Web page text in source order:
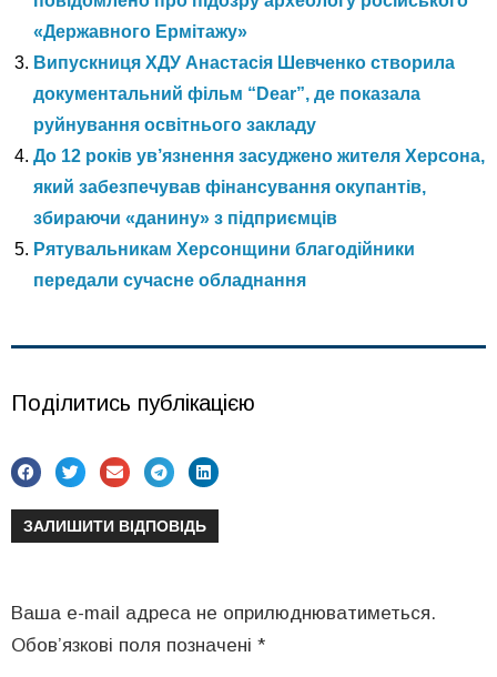
«Державного Ермітажу»
Випускниця ХДУ Анастасія Шевченко створила
документальний фільм “Dear”, де показала
руйнування освітнього закладу
До 12 років ув’язнення засуджено жителя Херсона,
який забезпечував фінансування окупантів,
збираючи «данину» з підприємців
Рятувальникам Херсонщини благодійники
передали сучасне обладнання
Поділитись публікацією
ЗАЛИШИТИ ВІДПОВІДЬ
Ваша e-mail адреса не оприлюднюватиметься.
Обов’язкові поля позначені *